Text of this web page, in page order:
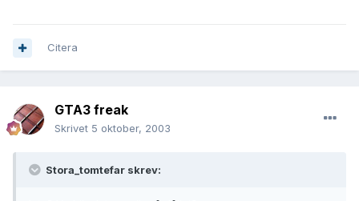
Citera
GTA3 freak
Skrivet 5 oktober, 2003
Stora_tomtefar skrev: